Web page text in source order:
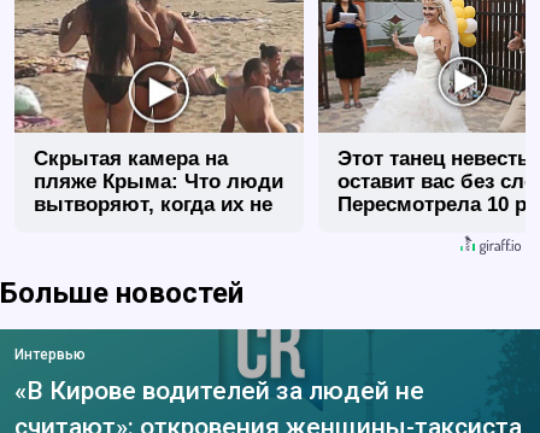
Скрытая камера на
пляже Крыма: Что люди
вытворяют, когда их не
Этот танец невесты
оставит вас без
Пересмотрела 10
Больше новостей
Интервью
«В Кирове водителей за людей не